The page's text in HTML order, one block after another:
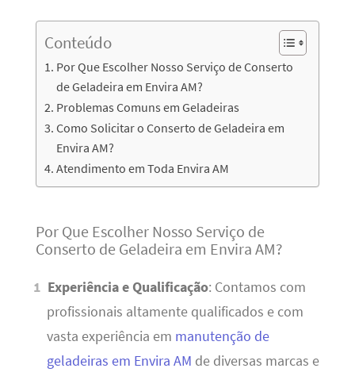
Conteúdo
Por Que Escolher Nosso Serviço de Conserto
de Geladeira em Envira AM?
Problemas Comuns em Geladeiras
Como Solicitar o Conserto de Geladeira em
Envira AM?
Atendimento em Toda Envira AM
Por Que Escolher Nosso Serviço de
Conserto de Geladeira em Envira AM?
Experiência e Qualificação: Contamos com
profissionais altamente qualificados e com
vasta experiência em manutenção de
geladeiras em Envira AM de diversas marcas e